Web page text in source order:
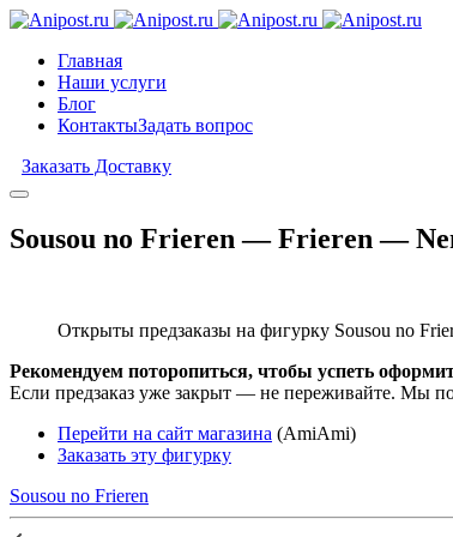
Главная
Наши услуги
Блог
КонтактыЗадать вопрос
Заказать Доставку
Sousou no Frieren — Frieren —
Открыты предзаказы на фигурку Sousou no
Рекомендуем поторопиться, чтобы успеть
Если предзаказ уже закрыт — не переживайте. Мы
Перейти на сайт магазина (AmiAmi)
Заказать эту фигурку
Sousou no Frieren